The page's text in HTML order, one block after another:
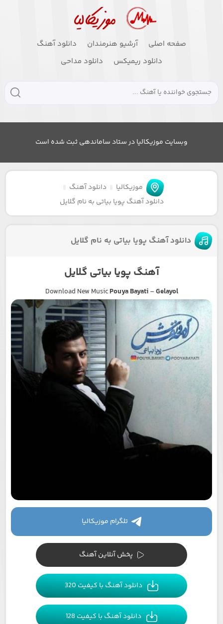
صفحه اصلی آرشیو هنرمندان
دانلود آهنگ
دانلود ریمیکس
دانلود مداحی
وبسایت موزیکالیا در ستاد ساماندهی ثبت شده است
موزیکالیا
دانلود آهنگ
دانلود آهنگ پویا بیاتی به نام گلایل
دانلود آهنگ پویا بیاتی به نام گلایل
آهنگ پویا بیاتی گلایل
Download New MusicPouya Bayati–Gelayol
تلگرام موزیکالیا
پخش آنلاین آهنگ
دانلود آهنگ با کیفیت 320
دانلود آهنگ با کیفیت 128